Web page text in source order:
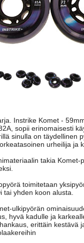
Instrike Komet -
sopii erinomaisesti
sinulla on täydellinen
urheilija ja
takia
toimitetaan
tai yhden koon alusta.
ulkipyörän
hyvä kadulle ja
erittäin kestävä